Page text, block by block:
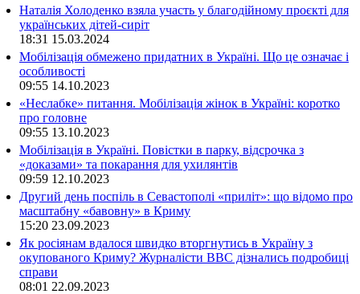
Наталія Холоденко взяла участь у благодійному проєкті для
українських дітей-сиріт
18:31 15.03.2024
Мобілізація обмежено придатних в Україні. Що це означає і
особливості
09:55 14.10.2023
«Неслабке» питання. Мобілізація жінок в Україні: коротко
про головне
09:55 13.10.2023
Мобілізація в Україні. Повістки в парку, відсрочка з
«доказами» та покарання для ухилянтів
09:59 12.10.2023
Другий день поспіль в Севастополі «приліт»: що відомо про
масштабну «бавовну» в Криму
15:20 23.09.2023
Як росіянам вдалося швидко вторгнутись в Україну з
окупованого Криму? Журналісти ВВС дізнались подробиці
справи
08:01 22.09.2023